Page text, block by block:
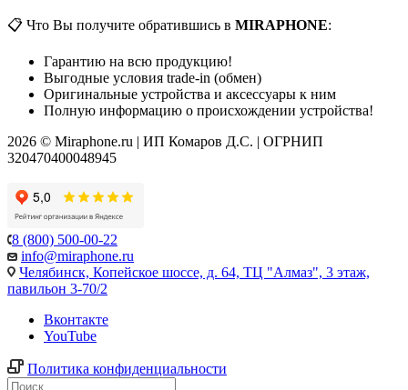
📋 Что Вы получите обратившись в MIRAPHONE:
Гарантию на всю продукцию!
Выгодные условия trade-in (обмен)
Оригинальные устройства и аксессуары к ним
Полную информацию о происхождении устройства!
2026 © Miraphone.ru | ИП Комаров Д.С. | ОГРНИП
320470400048945
8 (800) 500-00-22
info@miraphone.ru
Челябинск, Копейское шоссе, д. 64, ТЦ "Алмаз", 3 этаж,
павильон 3-70/2
Вконтакте
YouTube
Политика конфиденциальности